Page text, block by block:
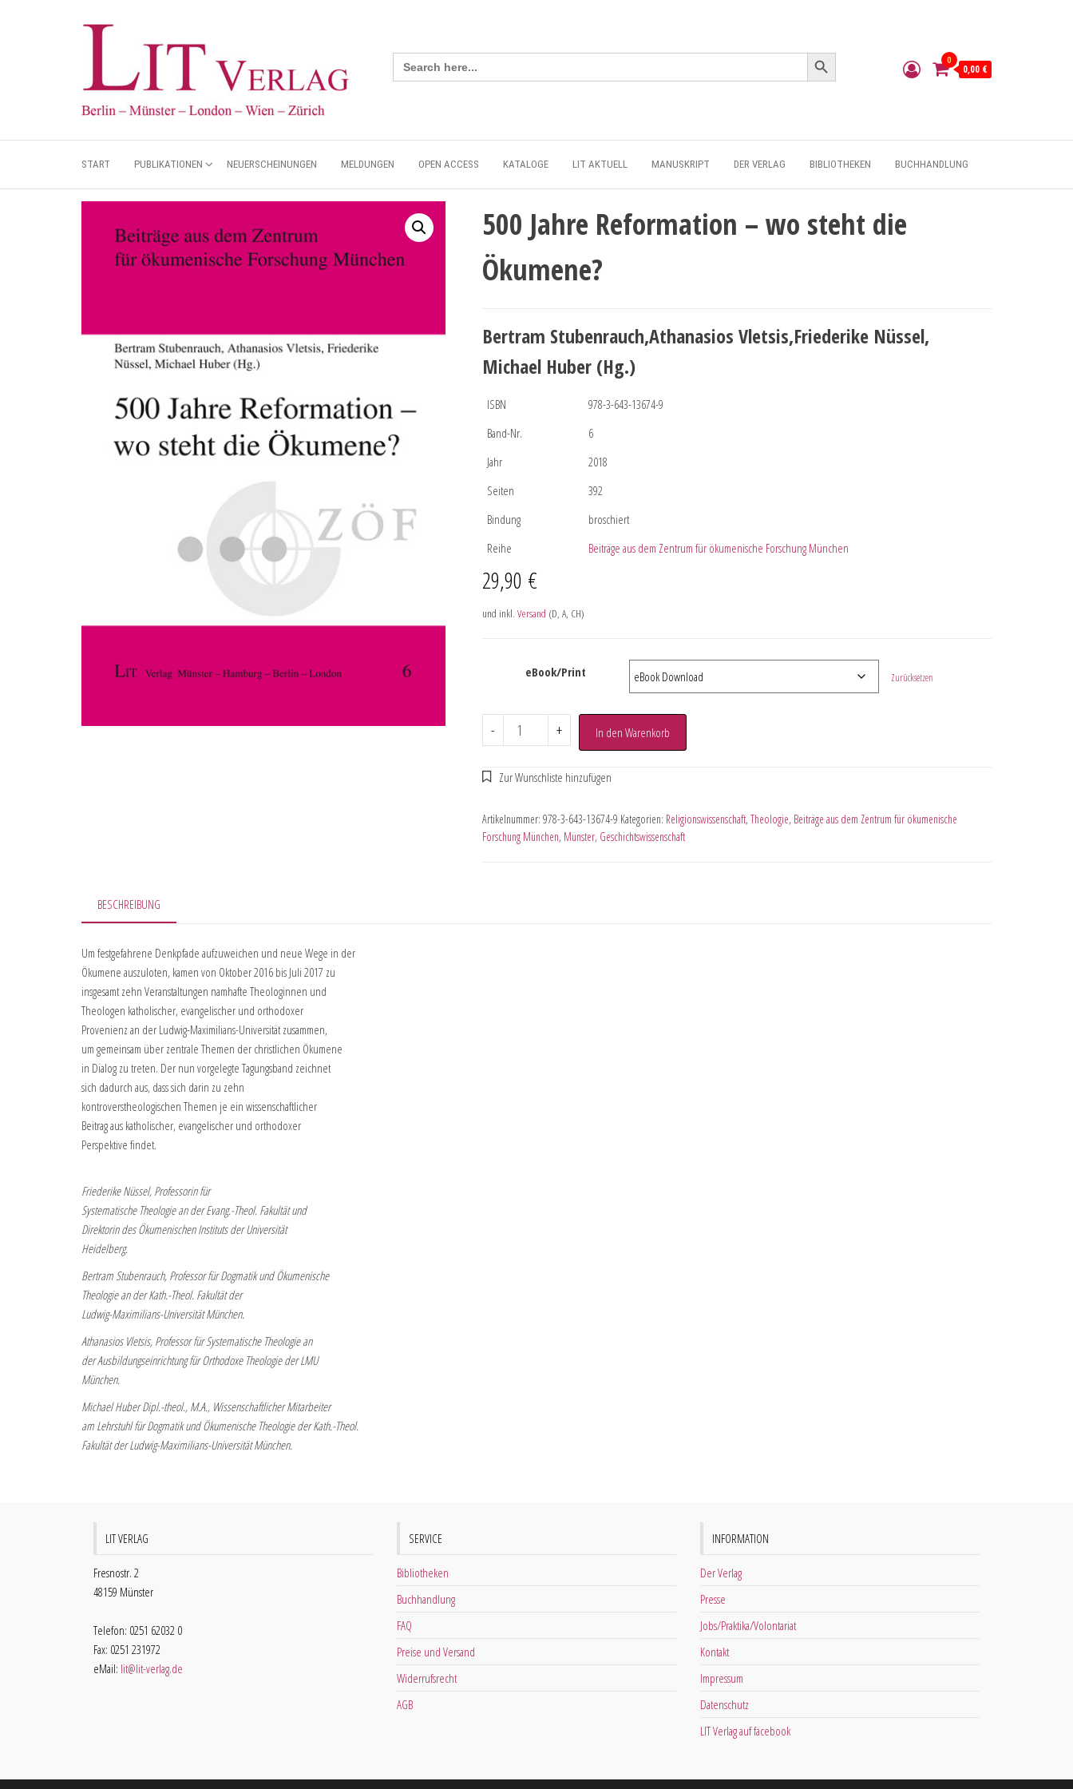
Search
for:
Search Button
0
0,00 €
START PUBLIKATIONEN NEUERSCHEINUNGEN MELDUNGEN OPEN ACCESS KATALOGE LIT AKTUELL MANUSKRIPT DER VERLAG BIBLIOTHEKEN BUCHHANDLUNG
500 Jahre Reformation – wo steht die
Ökumene?
Bertram Stubenrauch,Athanasios Vletsis,Friederike Nüssel,
Michael Huber (Hg.)
ISBN
978-3-643-13674-9
Band-Nr.
6
Jahr
2018
Seiten
392
Bindung
broschiert
Reihe
Beiträge aus dem Zentrum für ökumenische Forschung München
29,90 €
und inkl. Versand (D, A, CH)
eBook/Print Zurücksetzen
- + In den Warenkorb
Artikelnummer: 978-3-643-13674-9 Kategorien: Religionswissenschaft, Theologie, Beiträge aus dem Zentrum für ökumenische
Forschung München, Münster, Geschichtswissenschaft
BESCHREIBUNG
Um festgefahrene Denkpfade aufzuweichen und neue Wege in der
Ökumene auszuloten, kamen von Oktober 2016 bis Juli 2017 zu
insgesamt zehn Veranstaltungen namhafte Theologinnen und
Theologen katholischer, evangelischer und orthodoxer
Provenienz an der Ludwig-Maximilians-Universität zusammen,
um gemeinsam über zentrale Themen der christlichen Ökumene
in Dialog zu treten. Der nun vorgelegte Tagungsband zeichnet
sich dadurch aus, dass sich darin zu zehn
kontroverstheologischen Themen je ein wissenschaftlicher
Beitrag aus katholischer, evangelischer und orthodoxer
Perspektive findet.
Friederike Nüssel, Professorin für
Systematische Theologie an der Evang.-Theol. Fakultät und
Direktorin des Ökumenischen Instituts der Universität
Heidelberg.
Bertram Stubenrauch, Professor für Dogmatik und Ökumenische
Theologie an der Kath.-Theol. Fakultät der
Ludwig-Maximilians-Universität München.
Athanasios Vletsis, Professor für Systematische Theologie an
der Ausbildungseinrichtung für Orthodoxe Theologie der LMU
München.
Michael Huber Dipl.-theol., M.A., Wissenschaftlicher Mitarbeiter
am Lehrstuhl für Dogmatik und Ökumenische Theologie der Kath.-Theol.
Fakultät der Ludwig-Maximilians-Universität München.
LIT VERLAG
Fresnostr. 2
48159 Münster
Telefon: 0251 62032 0
Fax: 0251 231972
eMail: lit@lit-verlag.de
SERVICE
Bibliotheken
Buchhandlung
FAQ
Preise und Versand
Widerrufsrecht
AGB
INFORMATION
Der Verlag
Presse
Jobs/Praktika/Volontariat
Kontakt
Impressum
Datenschutz
LIT Verlag auf facebook